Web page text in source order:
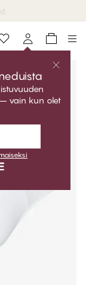
– vain kun olet